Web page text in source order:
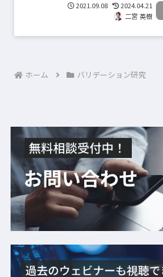
2021.09.08
2024.04.21
二宮 英樹
ホーム バリデーション研究